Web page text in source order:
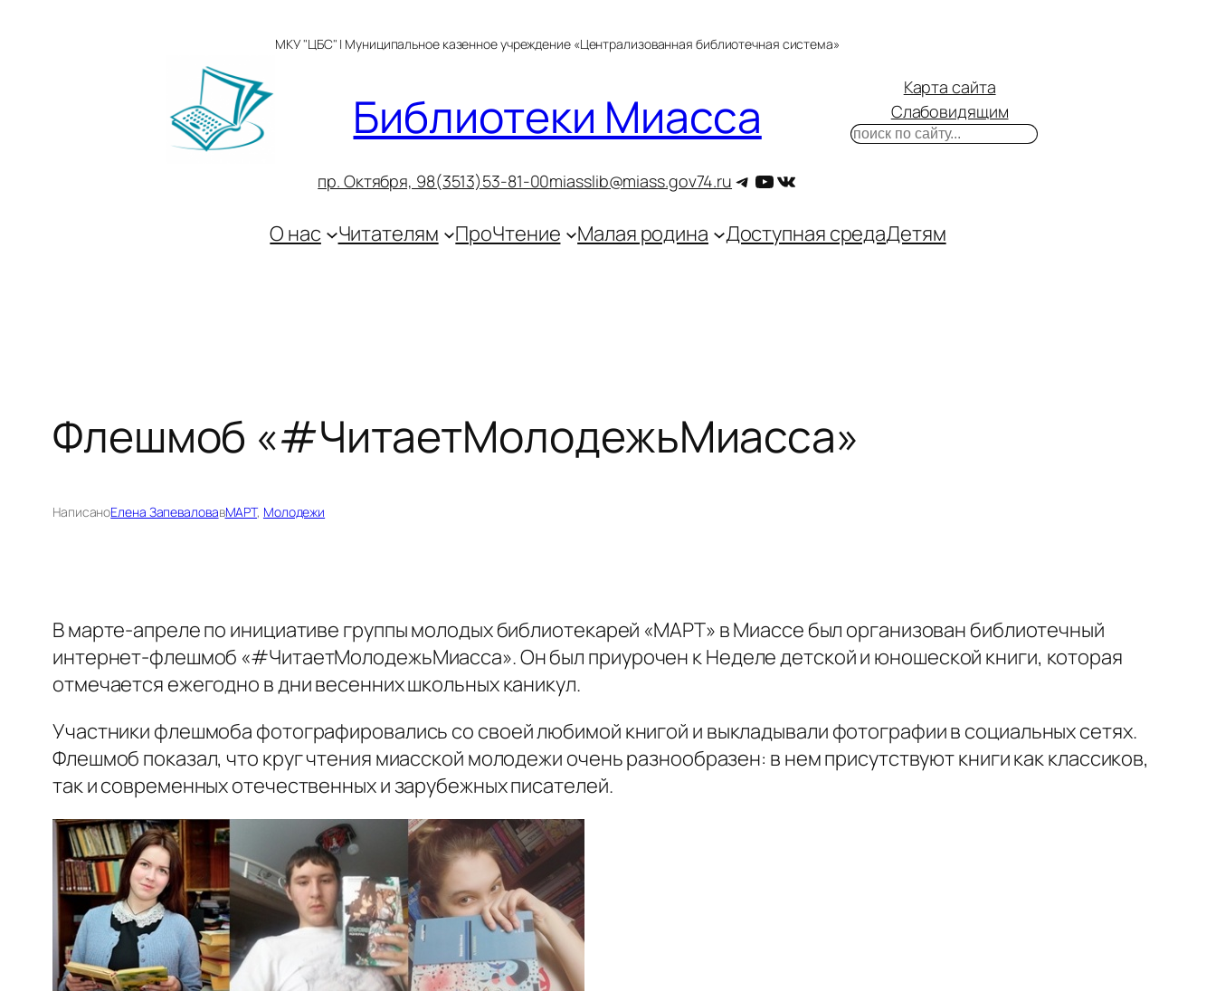
МКУ "ЦБС" | Муниципальное казенное учреждение «Централизованная библиотечная система»
Библиотеки Миасса
пр. Октября, 98(3513)53-81-00miasslib@miass.gov74.ru Telegram
YouTube
ВКонтакте
Карта сайта
Слабовидящим
Поиск
О нас Читателям ПроЧтение Малая родина Доступная средаДетям
Флешмоб «#ЧитаетМолодежьМиасса»
НаписаноЕлена ЗапеваловавМАРТ, Молодежи
В марте-апреле по инициативе группы молодых библиотекарей «МАРТ» в Миассе был организован библиотечный
интернет-флешмоб «#ЧитаетМолодежьМиасса». Он был приурочен к Неделе детской и юношеской книги, которая
отмечается ежегодно в дни весенних школьных каникул.
Участники флешмоба фотографировались со своей любимой книгой и выкладывали фотографии в социальных сетях.
Флешмоб показал, что круг чтения миасской молодежи очень разнообразен: в нем присутствуют книги как классиков,
так и современных отечественных и зарубежных писателей.